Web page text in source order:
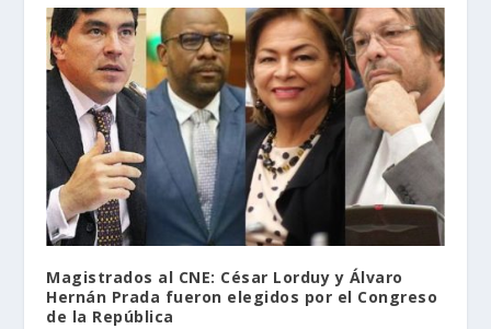
Magistrados al CNE: César Lorduy y Álvaro
Hernán Prada fueron elegidos por el Congreso
de la República